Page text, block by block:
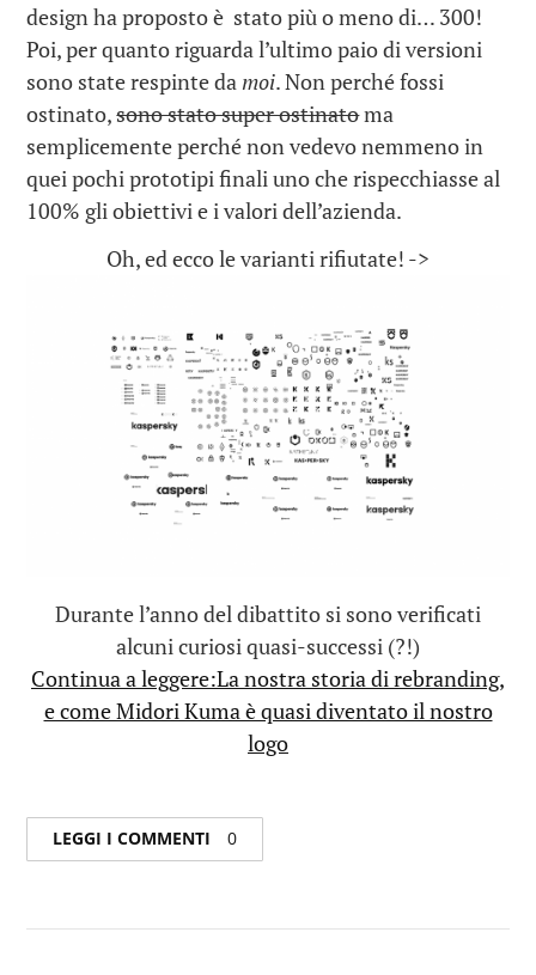
design ha proposto è stato più o meno di… 300!
Poi, per quanto riguarda l’ultimo paio di versioni
sono state respinte da moi. Non perché fossi
ostinato,sono stato super ostinatoma
semplicemente perché non vedevo nemmeno in
quei pochi prototipi finali uno che rispecchiasse al
100% gli obiettivi e i valori dell’azienda.
Oh, ed ecco le varianti rifiutate! ->
Durante l’anno del dibattito si sono verificati
alcuni curiosi quasi-successi (?!)
Continua a leggere:La nostra storia di rebranding,
e come Midori Kuma è quasi diventato il nostro
logo
LEGGI I COMMENTI 0